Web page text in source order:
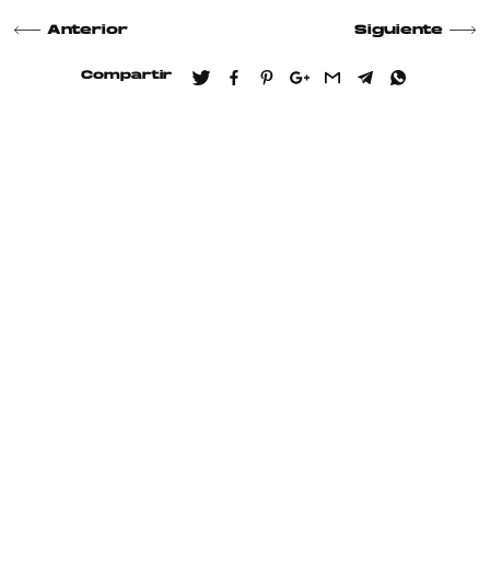
Anterior Siguiente
Compartir